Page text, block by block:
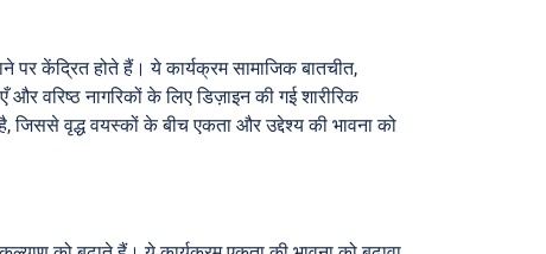
पर केंद्रित होते हैं। ये कार्यक्रम सामाजिक बातचीत,
वरिष्ठ नागरिकों के लिए डिज़ाइन की गई शारीरिक
वृद्ध वयस्कों के बीच एकता और उद्देश्य की भावना को